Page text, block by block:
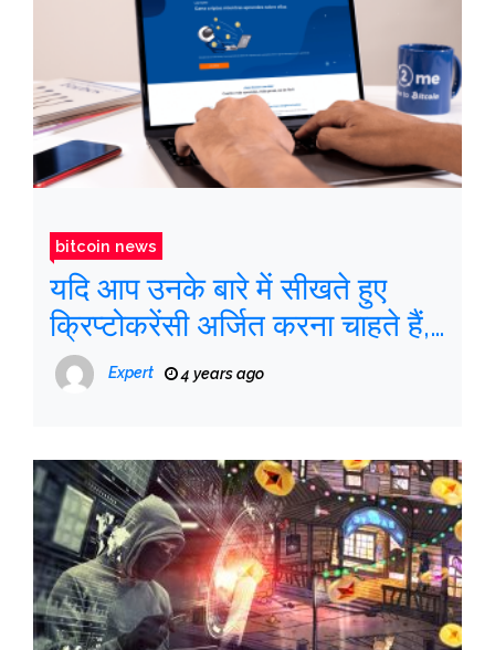
bitcoin news
यदि आप उनके बारे में सीखते हुए
क्रिप्टोकरेंसी अर्जित करना चाहते हैं,
तो इन विकल्पों को देखें
Expert 4 years ago